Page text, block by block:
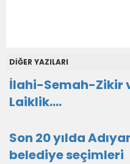
DİĞER YAZILARI
İlahi-Semah-Zikir
Laiklik….
Son 20 yılda
belediye seçimleri